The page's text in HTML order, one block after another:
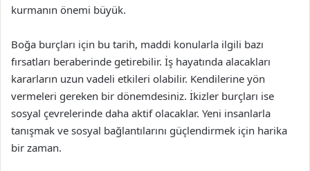
kurmanın önemi büyük.
Boğa burçları için bu tarih, maddi konularla ilgili bazı
fırsatları beraberinde getirebilir. İş hayatında alacakları
kararların uzun vadeli etkileri olabilir. Kendilerine yön
vermeleri gereken bir dönemdesiniz. İkizler burçları ise
sosyal çevrelerinde daha aktif olacaklar. Yeni insanlarla
tanışmak ve sosyal bağlantılarını güçlendirmek için harika
bir zaman.